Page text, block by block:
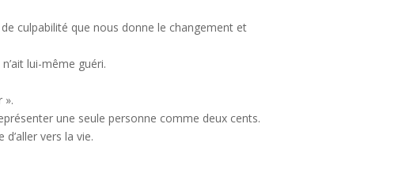
culpabilité que nous donne le changement et
lui-même guéri.
».
une seule personne comme deux cents.
vers la vie.